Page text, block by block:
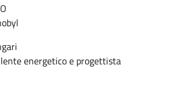
energetico e progettista